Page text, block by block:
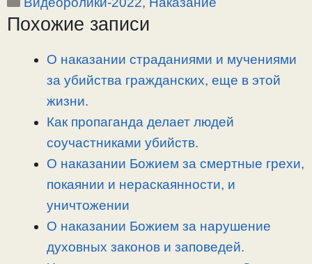
p
y
l
e
r
c
e
o
o
п
р
в
Похожие записи
О наказании страданиями и мучениями
за убийства гражданских, еще в этой
жизни.
Как пропаганда делает людей
соучастниками убийств.
О наказании Божием за смертные грехи,
покаянии и нераскаянности, и
уничтожении
О наказании Божием за нарушение
духовных законов и заповедей.